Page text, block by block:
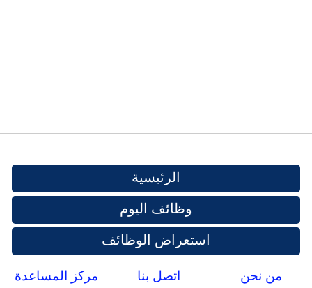
الرئيسية
وظائف اليوم
استعراض الوظائف
من نحن اتصل بنا مركز المساعدة